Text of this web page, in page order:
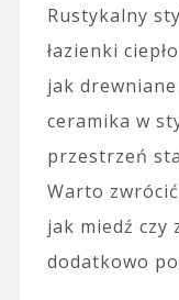
Rustykalny
łazienki
jak
ceramika w
przestrzeń
Warto
jak miedź czy
dodatkowo